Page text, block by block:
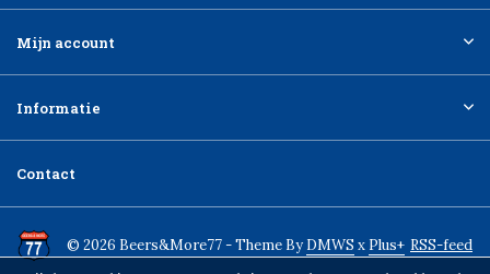
Mijn account
Informatie
Contact
© 2026 Beers&More77 - Theme ByDMWS x Plus+ RSS-feed